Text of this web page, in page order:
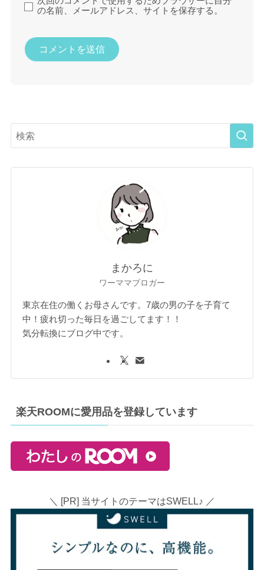
の名前、メールアドレス、サイトを保存する。
まかろに
ワーママブロガー
東京在住の働くお母さんです。7歳の男の子を子育て
中！疲れ切った毎日を過ごしてます！！
気分転換にブログ中です。
楽天ROOMに愛用品を登録しています
＼ [PR] 当サイトのテーマはSWELL♪ ／